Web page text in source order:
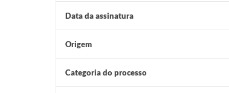
Data da assinatura
Origem
Categoria do processo